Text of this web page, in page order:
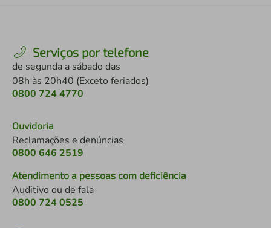
Serviços por telefone
de segunda a sábado das
08h às 20h40 (Exceto feriados)
0800 724 4770
Ouvidoria
Reclamações e denúncias
0800 646 2519
Atendimento a pessoas com deficiência
Auditivo ou de fala
0800 724 0525